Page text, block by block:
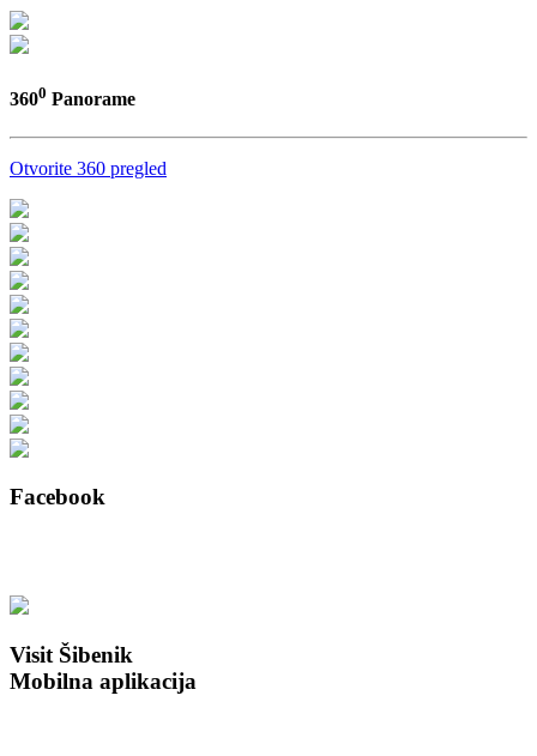
3600 Panorame
Otvorite 360 pregled
Facebook
Visit Šibenik
Mobilna aplikacija